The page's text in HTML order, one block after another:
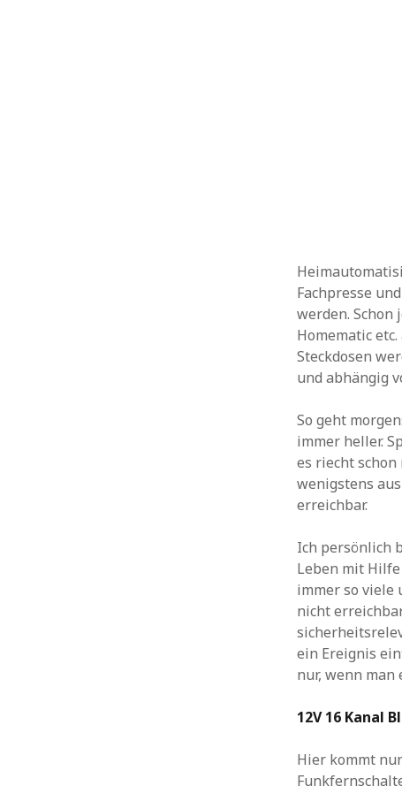
Fachpresse
werden. Schon
Homematic
Steckdosen
und abhängig
So geht
immer heller.
es riecht
wenigstens
erreichbar.
Ich persönlich
Leben mit
immer so viele
nicht
ein Ereignis
nur, wenn man
12V 16 Kanal
Hier kommt